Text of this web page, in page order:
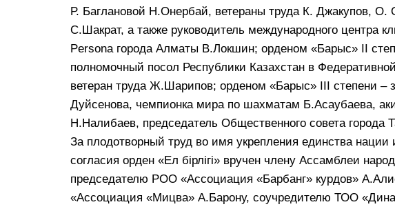
Р. Баглановой Н.Онербай, ветераны труда К. Джакупов, О.
С.Шакрат, а также руководитель международного центра
Persona города Алматы В.Локшин; орденом «Барыс» IІ
полномочный посол Республики Казахстан в
ветеран труда Ж.Шарипов; орденом «Барыс» IІI степени –
Дуйсенова, чемпионка мира по шахматам Б.Асаубаева,
Н.Налибаев, председатель Общественного совета города
За плодотворный труд во имя укрепления единства нации
согласия орден «Ел бірлігі» вручен члену Ассамблеи
председателю РОО «Ассоциация «Барбанг» курдов»
«Ассоциация «Мицва» А.Барону, соучредителю ТОО